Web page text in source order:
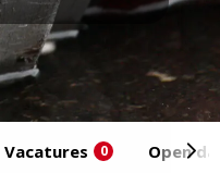
Vacatures 0 Open